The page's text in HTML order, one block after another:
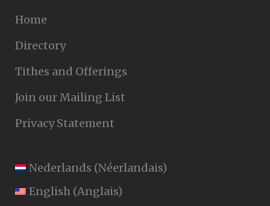
Home
Directory
Tithes and Offerings
Join our Mailing List
Privacy Statement
Nederlands (Néerlandais)
English (Anglais)